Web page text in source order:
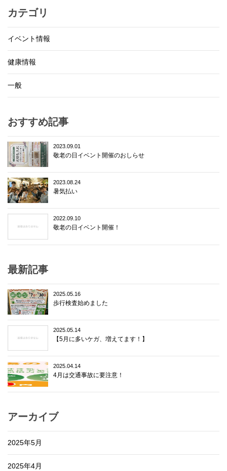
カテゴリ
イベント情報
健康情報
一般
おすすめ記事
2023.09.01
敬老の日イベント開催のおしらせ
2023.08.24
暑気払い
2022.09.10
敬老の日イベント開催！
最新記事
2025.05.16
歩行検査始めました
2025.05.14
【5月に多いケガ、増えてます！】
2025.04.14
4月は交通事故に要注意！
アーカイブ
2025年5月
2025年4月